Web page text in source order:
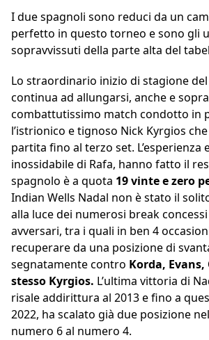
I due spagnoli sono reduci da un
perfetto in questo torneo e sono gli
sopravvissuti della parte alta del
Lo straordinario inizio di stagione
continua ad allungarsi, anche e
combattutissimo match condotto in
l’istrionico e tignoso Nick Kyrgios
partita fino al terzo set. L’esperienza
inossidabile di Rafa, hanno fatto il
spagnolo è a quota 19 vinte e zero
Indian Wells Nadal non è stato il
alla luce dei numerosi break
avversari, tra i quali in ben 4
recuperare da una posizione di
segnatamente contro Korda,
stesso Kyrgios. L’ultima vittoria di
risale addirittura al 2013 e fino a
2022, ha scalato già due posizione
numero 6 al numero 4.